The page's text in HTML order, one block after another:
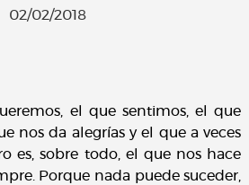
02/02/2018
el que sentimos, el que
nos da alegrías y el que a veces
es, sobre todo, el que nos hace
Porque nada puede suceder,